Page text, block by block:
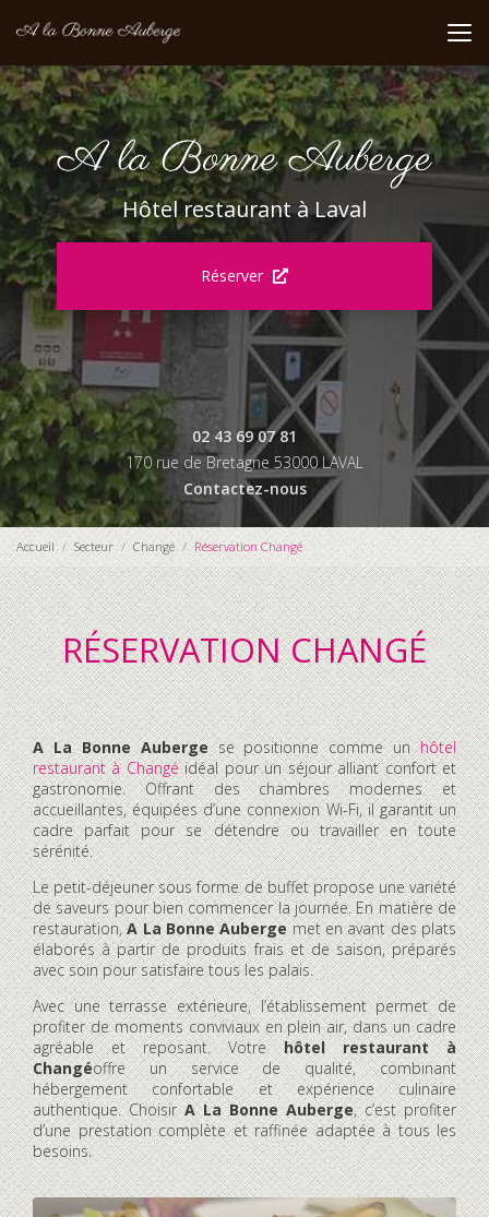
au
principal
Hôtel restaurant à Laval
Réserver
02 43 69 07 81
170 rue de Bretagne 53000 LAVAL
Contactez-nous
Accueil Secteur Changé Réservation Changé
RÉSERVATION CHANGÉ
A La Bonne Aubergese positionne comme unhôtel
restaurant à Changéidéal pour un séjour alliant confort et
gastronomie. Offrant des chambres modernes et
accueillantes, équipées d’une connexion Wi-Fi, il garantit un
cadre parfait pour se détendre ou travailler en toute
sérénité.
Le petit-déjeuner sous forme de buffet propose une variété
de saveurs pour bien commencer la journée. En matière de
restauration,A La Bonne Aubergemet en avant des plats
élaborés à partir de produits frais et de saison, préparés
avec soin pour satisfaire tous les palais.
Avec une terrasse extérieure, l’établissement permet de
profiter de moments conviviaux en plein air, dans un cadre
agréable et reposant. Votrehôtel restaurant à
Changéoffre un service de qualité, combinant
hébergement confortable et expérience culinaire
authentique. ChoisirA La Bonne Auberge, c’est profiter
d’une prestation complète et raffinée adaptée à tous les
besoins.